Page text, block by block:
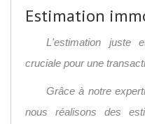
Estimation
L'estimation juste
cruciale pour une
Grâce à notre
nous réalisons des